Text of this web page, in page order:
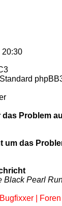
20:30
Standard
Problem
um das
Black Pearl
|